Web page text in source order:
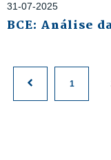
31-07-2025
BCE: Análise
1